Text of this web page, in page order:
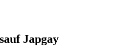
Japgay